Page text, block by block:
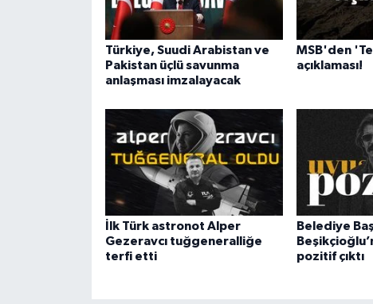
Türkiye, Suudi Arabistan ve
Pakistan üçlü savunma
anlaşması imzalayacak
MSB'den
açıklaması!
İlk Türk astronot Alper
Gezeravcı tuğgeneralliğe
terfi etti
Belediye
pozitif çıktı